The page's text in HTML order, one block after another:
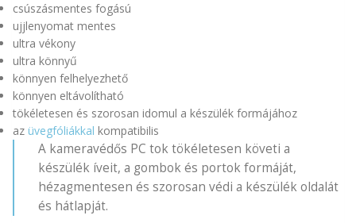
csúszásmentes fogású
ujjlenyomat mentes
ultra vékony
ultra könnyű
könnyen felhelyezhető
könnyen eltávolítható
tökéletesen és szorosan idomul a készülék formájához
az üvegfóliákkal kompatibilis
A kameravédős PC tok tökéletesen követi a
készülék íveit, a gombok és portok formáját,
hézagmentesen és szorosan védi a készülék oldalát
és hátlapját.